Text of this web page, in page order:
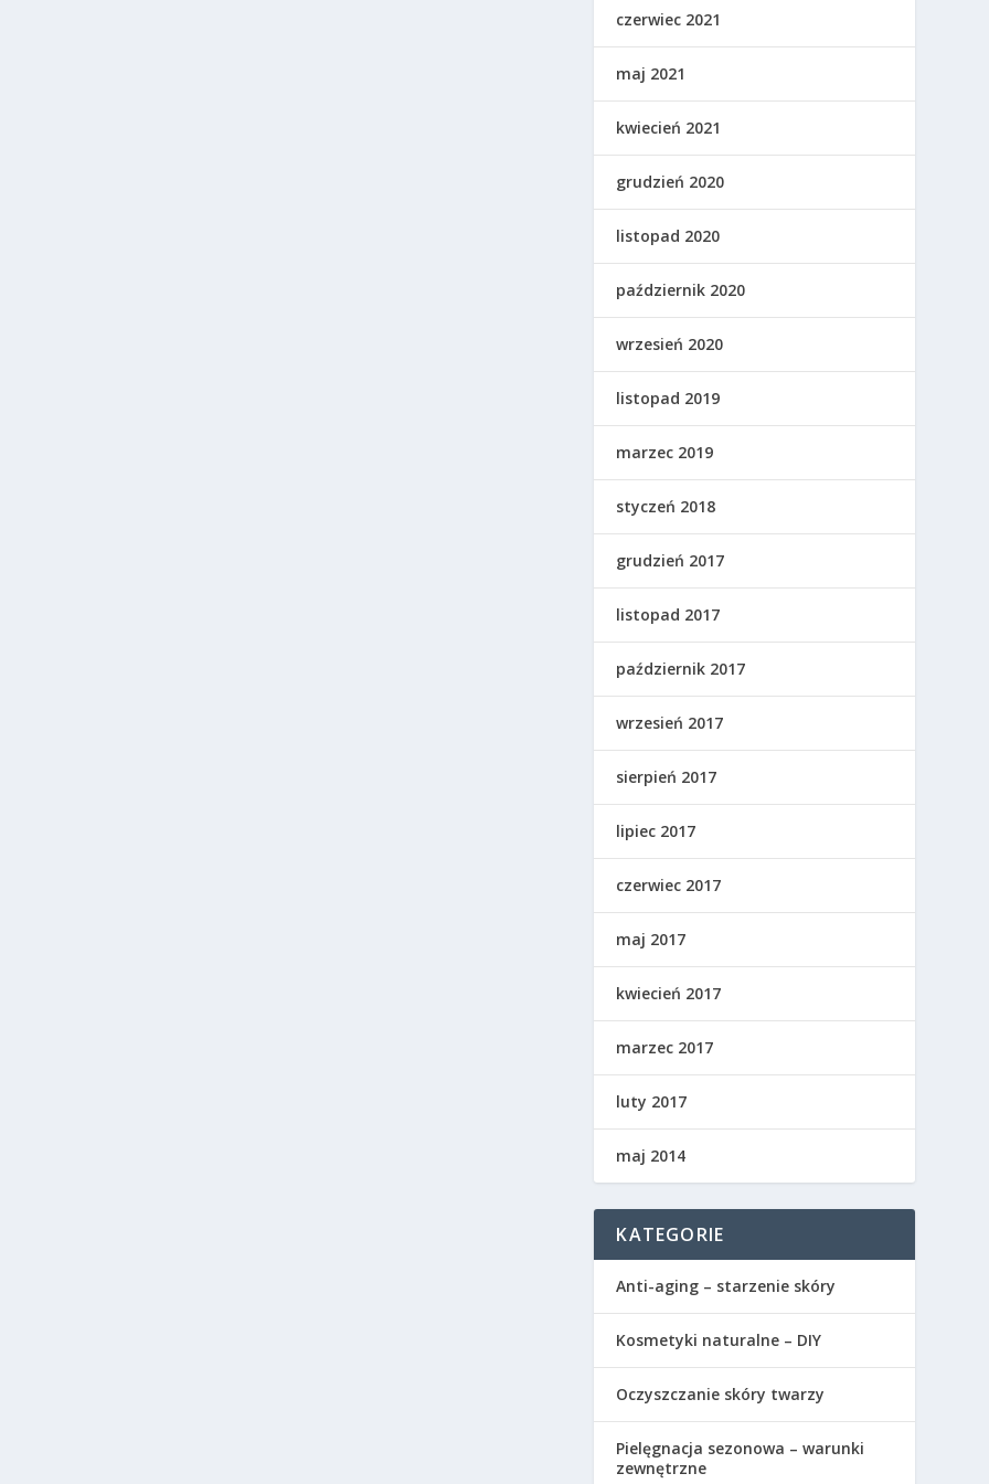
czerwiec 2021
maj 2021
kwiecień 2021
grudzień 2020
listopad 2020
październik 2020
wrzesień 2020
listopad 2019
marzec 2019
styczeń 2018
grudzień 2017
listopad 2017
październik 2017
wrzesień 2017
sierpień 2017
lipiec 2017
czerwiec 2017
maj 2017
kwiecień 2017
marzec 2017
luty 2017
maj 2014
KATEGORIE
Anti-aging – starzenie skóry
Kosmetyki naturalne – DIY
Oczyszczanie skóry twarzy
Pielęgnacja sezonowa – warunki
zewnętrzne